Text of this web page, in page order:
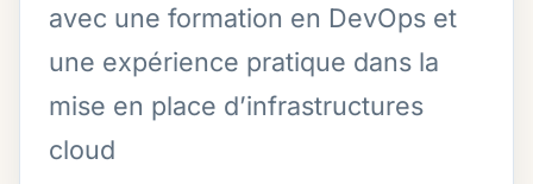
avec une formation en DevOps et
une expérience pratique dans la
mise en place d’infrastructures
cloud